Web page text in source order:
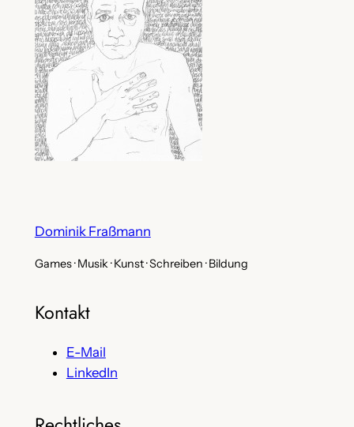
Dominik Fraßmann
Games · Musik · Kunst · Schreiben · Bildung
Kontakt
E-Mail
LinkedIn